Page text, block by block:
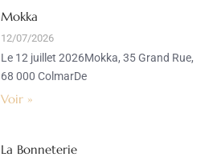
Mokka
12/07/2026
Le 12 juillet 2026Mokka, 35 Grand Rue,
68 000 ColmarDe
Voir »
La Bonneterie